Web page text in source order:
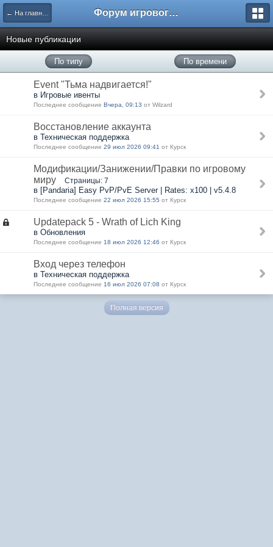
← На главную Форум игрового проекта Riverrise
Новые публикации
По типу По времени
Event "Тьма надвигается!"
в Игровые ивенты
Последнее сообщение Вчера, 09:13 от Wilzard
Восстановление аккаунта
в Техническая поддержка
Последнее сообщение 29 июл 2026 09:41 от Курск
Модификации/Занижении/Правки по игровому
миру
Страницы: 7
в [Pandaria] Easy PvP/PvE Server | Rates: x100 | v5.4.8
Последнее сообщение 22 июл 2026 15:55 от Курск
Updatepack 5 - Wrath of Lich King
в Обновления
Последнее сообщение 18 июл 2026 12:46 от Курск
Вход через телефон
в Техническая поддержка
Последнее сообщение 16 июл 2026 07:08 от Курск
Полная версия